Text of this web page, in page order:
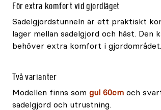
För extra komfort vid gjordläget
Sadelgjordstunneln är ett praktiskt
lager mellan sadelgjord och häst. Den
behöver extra komfort i gjordområdet.
Två varianter
Modellen finns som gul 60cm och
sadelgjord och utrustning.